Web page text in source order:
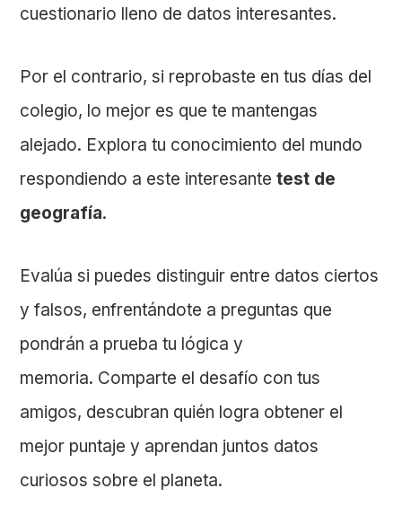
cuestionario lleno de datos interesantes.
Por el contrario, si reprobaste en tus días del
colegio, lo mejor es que te mantengas
alejado. Explora tu conocimiento del mundo
respondiendo a este interesantetest de
geografía.
Evalúa si puedes distinguir entre datos ciertos
y falsos, enfrentándote a preguntas que
pondrán a prueba tu lógica y
memoria. Comparte el desafío con tus
amigos, descubran quién logra obtener el
mejor puntaje y aprendan juntos datos
curiosos sobre el planeta.